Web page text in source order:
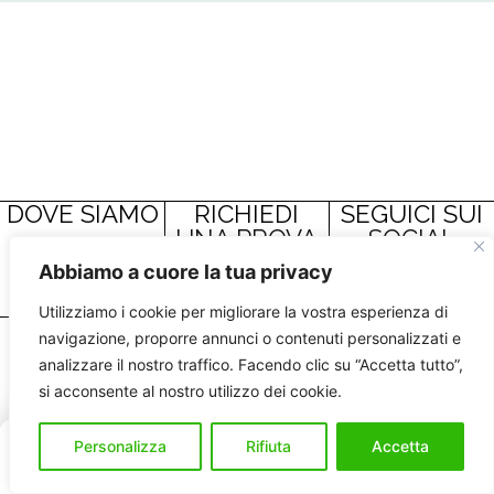
Abbiamo a cuore la tua privacy
Utilizziamo i cookie per migliorare la vostra esperienza di
navigazione, proporre annunci o contenuti personalizzati e
analizzare il nostro traffico. Facendo clic su “Accetta tutto”,
si acconsente al nostro utilizzo dei cookie.
Personalizza Rifiuta Accetta
Home Servizi Acquista Mappa Contatti
DOVE SIAMO
Via Girolamo
Savonarola, 3
Monza
RICHIEDI
UNA PROVA
GRATUITA
+39 334 359 9512
sparkit.charging@gmail.com
SEGUICI SUI
SOCIAL
Privacy Policy©
2025 – SPARKIT –
Sito web creato da
My Web Lab – Web
Agency Milano
IT